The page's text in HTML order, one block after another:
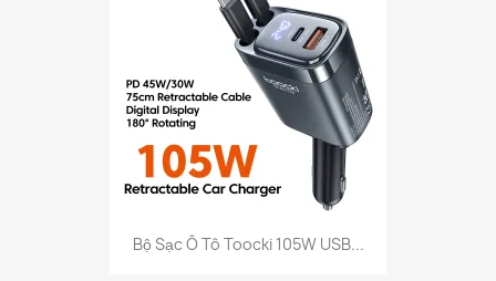
Bộ Sạc Ô Tô Toocki 105W USB...